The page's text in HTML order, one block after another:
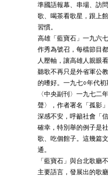
準國語報幕、串場、訪
歌、喝茶看歌星，跟上
習慣。
高雄「藍寶石」一九六
作秀為號召，每檔節目
人壓軸，讓高雄人親眼
聽歌不再只是外省軍公
的嗜好。一九七○年代初
〈中央副刊〉一九七二
聲〉，作者署名「孤影
深感不安，呼籲社會「
確幸，特別舉的例子是
歌、吃個館子。這幾篇
通。
「藍寶石」與台北歌廳
主要語言，發展出的歌